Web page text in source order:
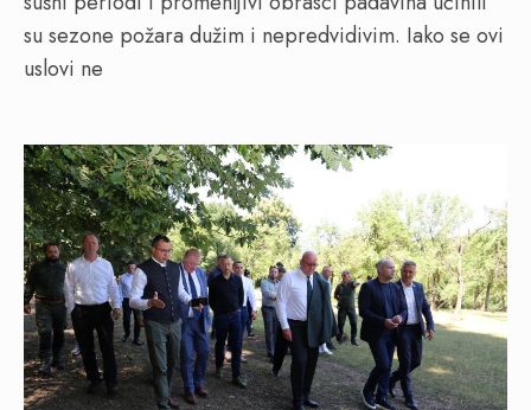
su sezone požara dužim i nepredvidivim. Iako se ovi
uslovi ne